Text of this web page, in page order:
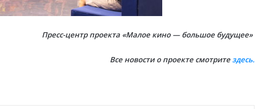
Пресс-центр проекта «Малое кино — большое будущее»
Все новости о проекте смотритездесь.